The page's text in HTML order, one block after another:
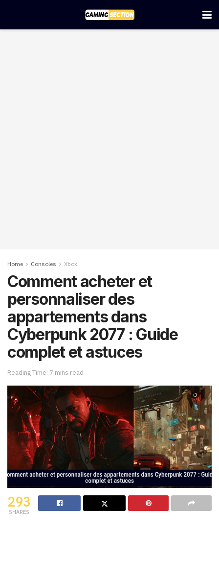
Home Consoles Xbox
Comment acheter et
personnaliser des
appartements dans
Cyberpunk 2077 : Guide
complet et astuces
Reading Time: 7 mins read
293
SHARES